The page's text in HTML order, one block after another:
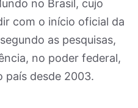
no Brasil, cujo
com o início oficial da
as pesquisas,
no poder federal,
país desde 2003.